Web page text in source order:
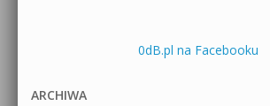
0dB.pl na Facebooku
ARCHIWA